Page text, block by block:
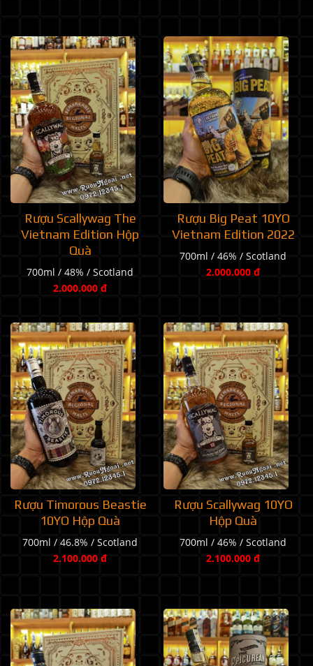
Rượu Scallywag The
Vietnam Edition Hộp
Quà
700ml / 48% / Scotland
2.000.000 đ
Rượu Big Peat 10YO
Vietnam Edition 2022
700ml / 46% / Scotland
2.000.000 đ
Rượu Timorous Beastie
10YO Hộp Quà
700ml / 46.8% / Scotland
2.100.000 đ
Rượu Scallywag 10YO
Hộp Quà
700ml / 46% / Scotland
2.100.000 đ